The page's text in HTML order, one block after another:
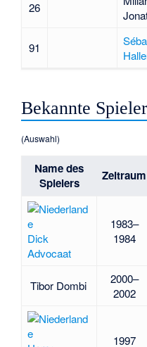
26
91
Bekannte Spieler
(Auswahl)
Name des
Spielers
Zeitraum
Dick
Advocaat
1983–
1984
Tibor Dombi
2000–
2002
1997